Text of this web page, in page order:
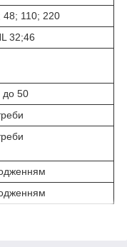
48; 110; 220
32;46
до 50